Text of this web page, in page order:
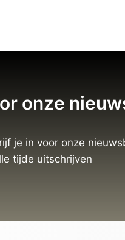
onze
je in voor onze
tijde uitschrijven